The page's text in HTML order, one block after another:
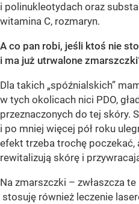
i polinukleotydach oraz
witamina C, rozmaryn.
A co pan robi, jeśli ktoś nie
i ma już utrwalone
Dla takich „spóźnialskich”
w tych okolicach nici PDO,
przeznaczonych do tej skóry.
i po mniej więcej pół roku
efekt trzeba trochę poczekać,
rewitalizują skórę i
Na zmarszczki – zwłaszcza
stosuję również leczenie